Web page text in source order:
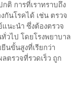
ติ การที่เราทราบถึง
กันโรคได้ เช่น ตรวจ
นะนำ ซึ่งต้องตรวจ
วไป โดยโรงพยาบาล
นขั้นสูงที่เรียกว่า
ตรวจที่รวดเร็ว ถูก